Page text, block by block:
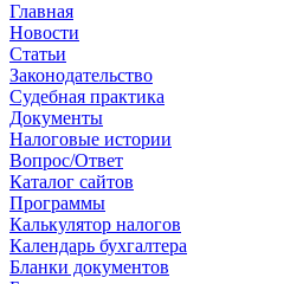
Главная
Новости
Cтатьи
Законодательство
Судебная практика
Документы
Налоговые истории
Вопрос/Ответ
Каталог сайтов
Программы
Калькулятор налогов
Календарь бухгалтера
Бланки документов